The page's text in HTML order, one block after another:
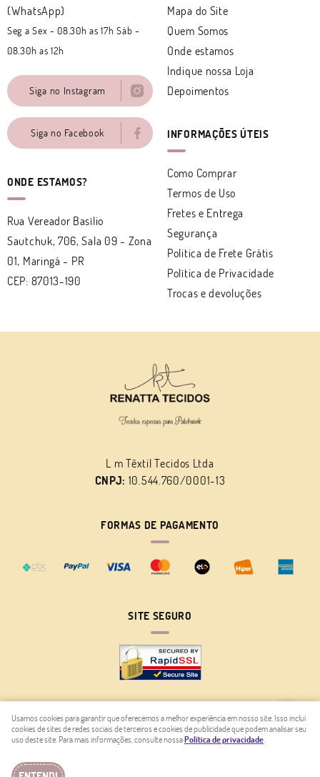
(WhatsApp)
Seg a Sex - 08.30h as 17h Sáb -
08.30h as 12h
Siga no Instagram
Siga no Facebook
ONDE ESTAMOS?
Rua Vereador Basílio
Sautchuk, 706, Sala 09 - Zona
01, Maringá - PR
CEP: 87013-190
Mapa do Site
Quem Somos
Onde estamos
Indique nossa Loja
Depoimentos
INFORMAÇÕES ÚTEIS
Como Comprar
Termos de Uso
Fretes e Entrega
Segurança
Politica de Frete Grátis
Política de Privacidade
Trocas e devoluções
L m Têxtil Tecidos Ltda
CNPJ: 10.544.760/0001-13
FORMAS DE PAGAMENTO
SITE SEGURO
LOJA VIRTUAL CRIADA POR
Usamos cookies para garantir que oferecemos a melhor experiência em nosso site. Isso inclui
cookies de sites de redes sociais de terceiros e cookies de publicidade que podem analisar seu
uso deste site. Para mais informações, consulte nossaPolítica de privacidade.